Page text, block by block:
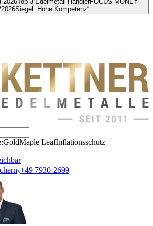
2026Siegel „Hohe Kompetenz“
GoldMaple LeafInflationsschutz
+49 7930-2699